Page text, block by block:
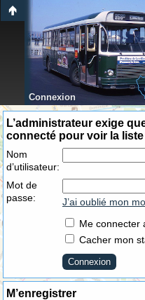
Connexion
L’administrateur exige
connecté pour voir la
Nom
d’utilisateur:
Mot de
passe:
J’ai oublié mon
Me connecter
Cacher mon
M’enregistrer